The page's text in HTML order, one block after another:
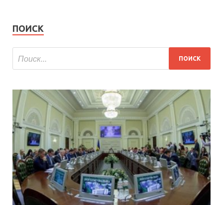
ПОИСК